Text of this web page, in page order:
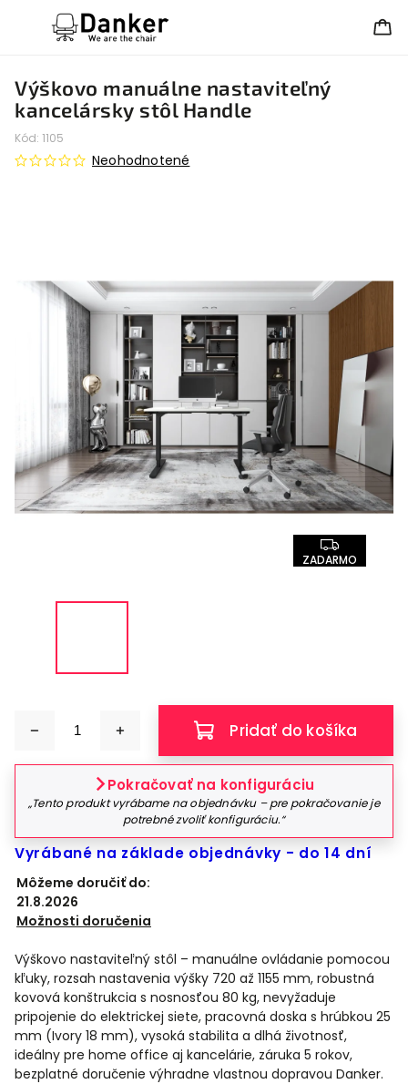
Výškovo manuálne nastaviteľný
kancelársky stôl Handle
Kód: 1105
Neohodnotené
ZADARMO
Vyrábané na základe objednávky - do 14 dní
Môžeme doručiť do:
21.8.2026
Možnosti doručenia
Pokračovať na konfiguráciu
„Tento produkt vyrábame na objednávku – pre pokračovanie je
potrebné zvoliť konfiguráciu.“
Pridať do košíka
Výškovo nastaviteľný stôl – manuálne ovládanie pomocou
kľuky, rozsah nastavenia výšky 720 až 1155 mm, robustná
kovová konštrukcia s nosnosťou 80 kg, nevyžaduje
pripojenie do elektrickej siete, pracovná doska s hrúbkou 25
mm (Ivory 18 mm), vysoká stabilita a dlhá životnosť,
ideálny pre home office aj kancelárie, záruka 5 rokov,
bezplatné doručenie výhradne vlastnou dopravou Danker.